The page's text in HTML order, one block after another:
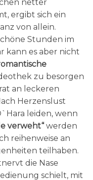
netter
ergibt sich ein
von allein.
Stunden im
kann es aber nicht
zu besorgen
an leckeren
Herzenslust
leiden, wenn
verweht“ werden
reihenweise an
teilhaben.
die Nase
schielt, mit